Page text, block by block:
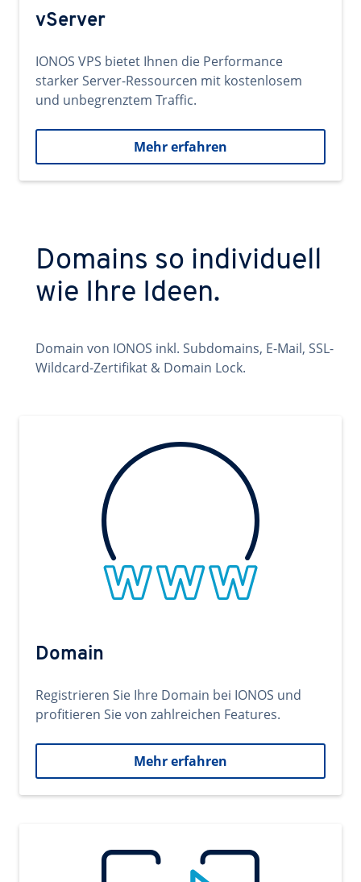
vServer
IONOS VPS bietet Ihnen die Performance
starker Server-Ressourcen mit kostenlosem
und unbegrenztem Traffic.
Mehr erfahren
Domains so individuell
wie Ihre Ideen.
Domain von IONOS inkl. Subdomains, E-Mail, SSL-
Wildcard-Zertifikat & Domain Lock.
Domain
Registrieren Sie Ihre Domain bei IONOS und
profitieren Sie von zahlreichen Features.
Mehr erfahren